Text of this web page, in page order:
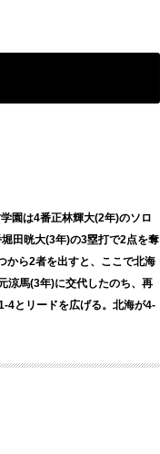
園は4番正林輝大(2年)のソロ
田晄大(3年)の3塁打で2点を奪
から2者を出すと、ここで北海
涼馬(3年)に交代したのち、再
4とリードを広げる。北海が4-